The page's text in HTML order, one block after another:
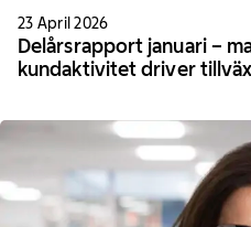
23 April 2026
Delårsrapport januari –
kundaktivitet driver